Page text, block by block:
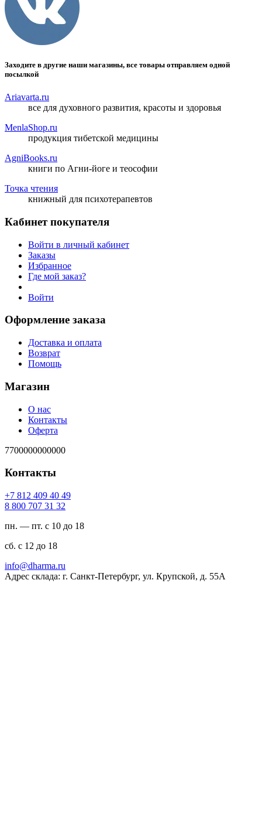
Заходите в другие наши магазины, все товары отправляем одной
посылкой
Ariavarta.ru
все для духовного развития, красоты и здоровья
MenlaShop.ru
продукция тибетской медицины
AgniBooks.ru
книги по Агни-йоге и теософии
Точка чтения
книжный для психотерапевтов
Кабинет покупателя
Войти в личный кабинет
Заказы
Избранное
Где мой заказ?
Войти
Оформление заказа
Доставка и оплата
Возврат
Помощь
Магазин
О нас
Контакты
Оферта
7700000000000
Контакты
94 04 904 218 7+
23 13 707 008 8
пн. — пт. с 10 до 18
сб. с 12 до 18
ur.amrahd@ofni
Адрес склада: г. Санкт-Петербург, ул. Крупской, д. 55А